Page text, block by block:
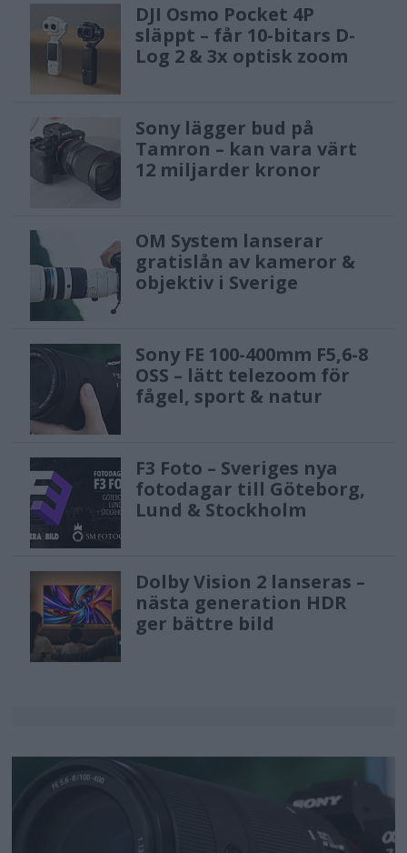
DJI Osmo Pocket 4P
släppt – får 10-bitars D-
Log 2 & 3x optisk zoom
Sony lägger bud på
Tamron – kan vara värt
12 miljarder kronor
OM System lanserar
gratislån av kameror &
objektiv i Sverige
Sony FE 100-400mm F5,6-8
OSS – lätt telezoom för
fågel, sport & natur
F3 Foto – Sveriges nya
fotodagar till Göteborg,
Lund & Stockholm
Dolby Vision 2 lanseras –
nästa generation HDR
ger bättre bild